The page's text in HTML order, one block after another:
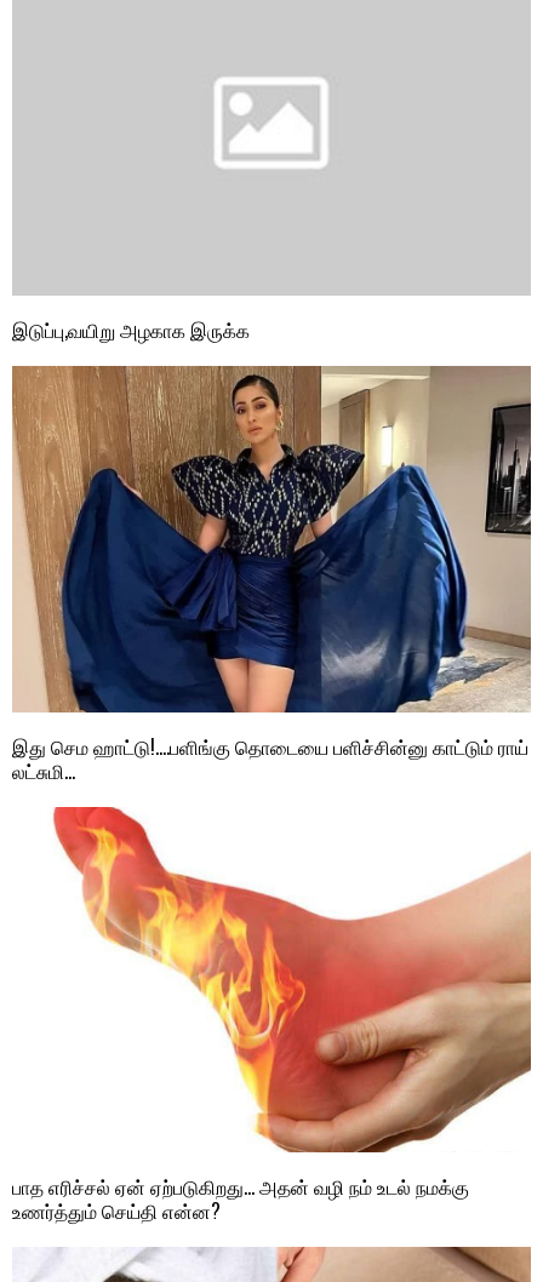
இடுப்பு,வயிறு அழகாக இருக்க
இது செம ஹாட்டு!….பளிங்கு தொடையை பளிச்சின்னு காட்டும் ராய்
லட்சுமி…
பாத எரிச்சல் ஏன் ஏற்படுகிறது… அதன் வழி நம் உடல் நமக்கு
உணர்த்தும் செய்தி என்ன?